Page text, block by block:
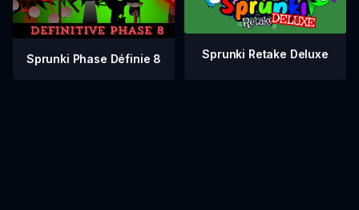
Sprunki Phase Définie 8 Sprunki Retake Deluxe